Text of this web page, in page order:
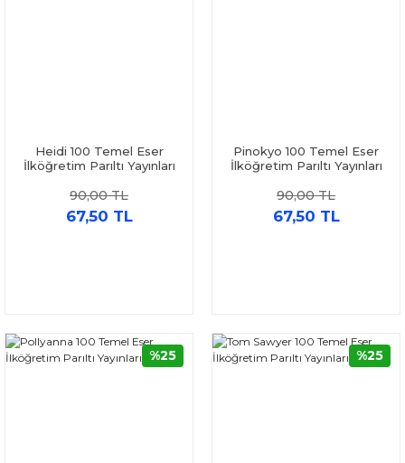
Heidi 100 Temel Eser
İlköğretim Parıltı Yayınları
90,00 TL
67,50 TL
Pinokyo 100 Temel Eser
İlköğretim Parıltı Yayınları
90,00 TL
67,50 TL
%25 %25